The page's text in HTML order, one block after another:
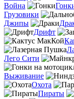
Война
Грузовики
Джипы
Дрифт
Лего Сити
Выживание
Охота
Пираты